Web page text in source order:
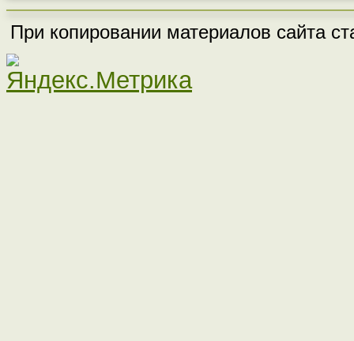
При копировании материалов сайта